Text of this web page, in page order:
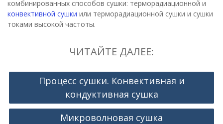
комбинированных способов сушки: терморадиационной и
конвективной сушки или терморадиационной сушки и сушки
токами высокой частоты.
ЧИТАЙТЕ ДАЛЕЕ:
Процесс сушки. Конвективная и
кондуктивная сушка
Микроволновая сушка